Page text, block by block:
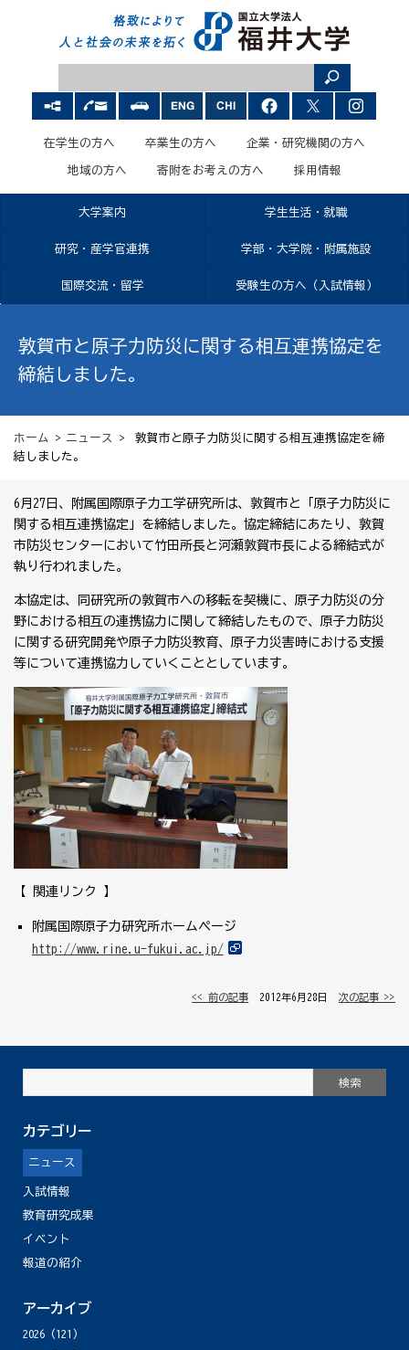
在学生の方へ 卒業生の方へ 企業・研究機関の方へ
地域の方へ 寄附をお考えの方へ 採用情報
大学案内 学生生活・就職
研究・産学官連携 学部・大学院・附属施設
国際交流・留学 受験生の方へ（入試情報）
敦賀市と原子力防災に関する相互連携協定を
締結しました。
ホーム > ニュース
> 敦賀市と原子力防災に関する相互連携協定を締
結しました。
6月27日、附属国際原子力工学研究所は、敦賀市と「原子力防災に
関する相互連携協定」を締結しました。協定締結にあたり、敦賀
市防災センターにおいて竹田所長と河瀬敦賀市長による締結式が
執り行われました。
本協定は、同研究所の敦賀市への移転を契機に、原子力防災の分
野における相互の連携協力に関して締結したもので、原子力防災
に関する研究開発や原子力防災教育、原子力災害時における支援
等について連携協力していくこととしています。
【 関連リンク 】
附属国際原子力研究所ホームページ
http://www.rine.u-fukui.ac.jp/
<< 前の記事 │ 2012年6月28日 │次の記事 >>
カテゴリー
ニュース
入試情報
教育研究成果
イベント
報道の紹介
アーカイブ
2026(121)